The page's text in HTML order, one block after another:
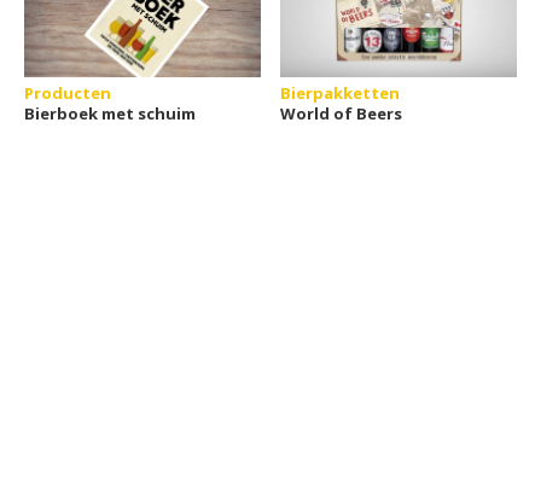
Producten
Bierboek met schuim
Bierpakketten
World of Beers